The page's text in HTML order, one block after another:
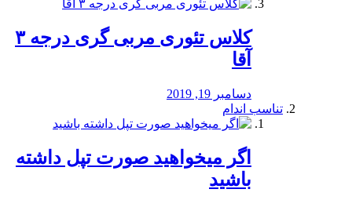
کلاس تئوری مربی گری درجه ۳
آقا
دسامبر 19, 2019
تناسب اندام
اگر میخواهید صورت تپل داشته
باشید